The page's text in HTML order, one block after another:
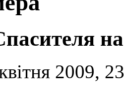
2009,